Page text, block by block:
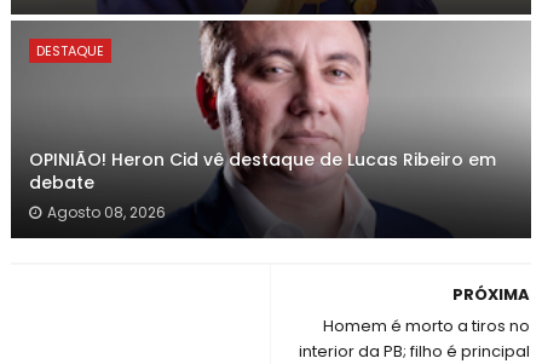
DESTAQUE
OPINIÃO! Heron Cid vê destaque de Lucas Ribeiro em
debate
Agosto 08, 2026
PRÓXIMA
Homem é morto a tiros no
interior da PB; filho é principal